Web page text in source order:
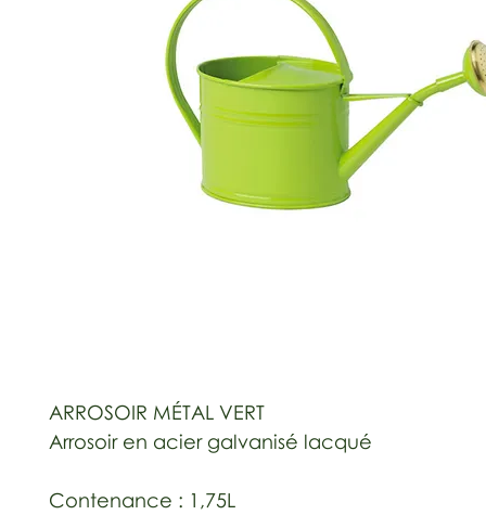
ARROSOIR MÉTAL VERT
Arrosoir en acier galvanisé lacqué
Contenance : 1,75L